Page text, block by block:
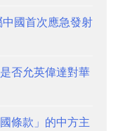
國首次應急發射
否允英偉達對華
條款」的中方主